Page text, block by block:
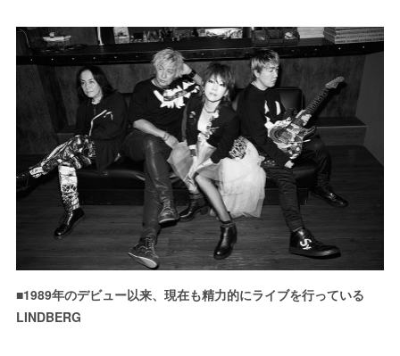
■1989年のデビュー以来、現在も精力的にライブを行っている
LINDBERG